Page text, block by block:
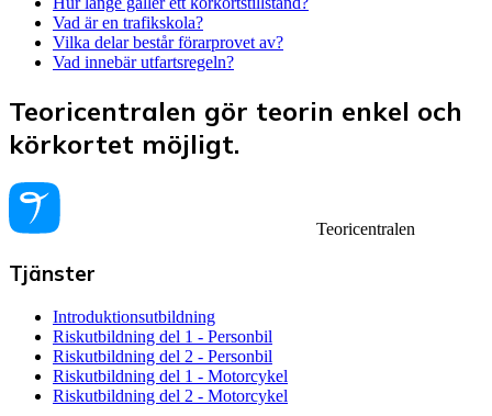
Vad är en trafikskola?
Vilka delar består förarprovet av?
Vad innebär utfartsregeln?
Teoricentralen gör teorin enkel och
körkortet möjligt.
Teoricentralen
Tjänster
Introduktionsutbildning
Riskutbildning del 1 - Personbil
Riskutbildning del 2 - Personbil
Riskutbildning del 1 - Motorcykel
Riskutbildning del 2 - Motorcykel